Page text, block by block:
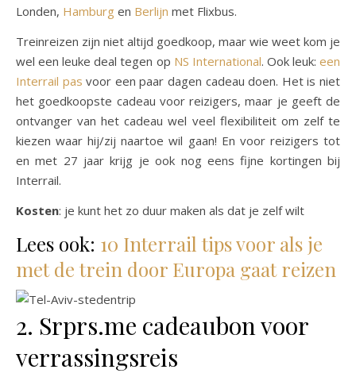
Londen, Hamburg en Berlijn met Flixbus.
Treinreizen zijn niet altijd goedkoop, maar wie weet kom je
wel een leuke deal tegen op NS International. Ook leuk:een
Interrail pas voor een paar dagen cadeau doen. Het is niet
het goedkoopste cadeau voor reizigers, maar je geeft de
ontvanger van het cadeau wel veel flexibiliteit om zelf te
kiezen waar hij/zij naartoe wil gaan! En voor reizigers tot
en met 27 jaar krijg je ook nog eens fijne kortingen bij
Interrail.
Kosten: je kunt het zo duur maken als dat je zelf wilt
Lees ook: 10 Interrail tips voor als je
met de trein door Europa gaat reizen
2. Srprs.me cadeaubon voor
verrassingsreis